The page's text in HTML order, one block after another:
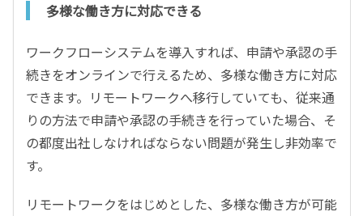
多様な働き方に対応できる
ワークフローシステムを導入すれば、申請や承認の手
続きをオンラインで行えるため、多様な働き方に対応
できます。リモートワークへ移行していても、従来通
りの方法で申請や承認の手続きを行っていた場合、そ
の都度出社しなければならない問題が発生し非効率で
す。
リモートワークをはじめとした、多様な働き方が可能